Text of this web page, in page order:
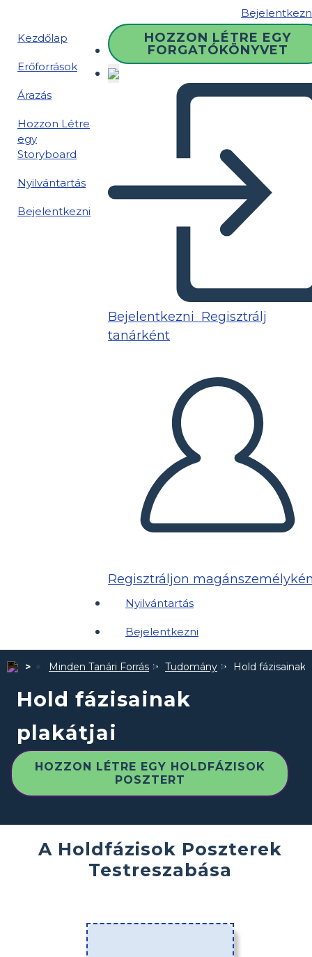
Kezdőlap
Erőforrások
Árazás
Hozzon Létre
egy
Storyboard
Nyilvántartás
Bejelentkezni
HOZZON LÉTRE EGY
FORGATÓKÖNYVET
Bejelentkezni Regisztrálj
tanárként
Regisztráljon
Nyilvántartás
Bejelentkezni
Minden Tanári Forrás Tudomány Hold fázisainak
Hold fázisainak
plakátjai
HOZZON LÉTRE EGY HOLDFÁZISOK
POSZTERT
A Holdfázisok Poszterek
Testreszabása